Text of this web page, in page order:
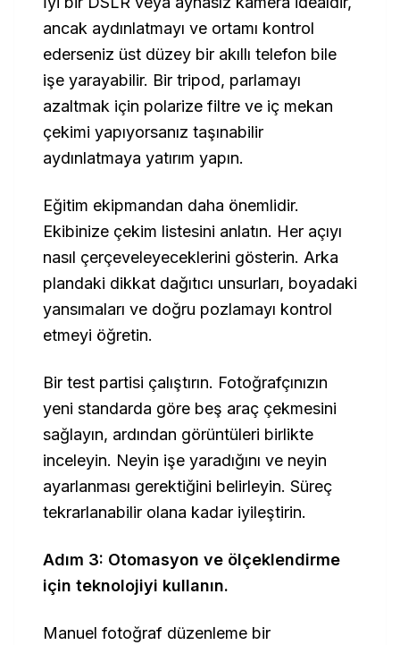
ancak aydınlatmayı ve ortamı kontrol
ederseniz üst düzey bir akıllı telefon bile
işe yarayabilir. Bir tripod, parlamayı
azaltmak için polarize filtre ve iç mekan
çekimi yapıyorsanız taşınabilir
aydınlatmaya yatırım yapın.
Eğitim ekipmandan daha önemlidir.
Ekibinize çekim listesini anlatın. Her açıyı
nasıl çerçeveleyeceklerini gösterin. Arka
plandaki dikkat dağıtıcı unsurları, boyadaki
yansımaları ve doğru pozlamayı kontrol
etmeyi öğretin.
Bir test partisi çalıştırın. Fotoğrafçınızın
yeni standarda göre beş araç çekmesini
sağlayın, ardından görüntüleri birlikte
inceleyin. Neyin işe yaradığını ve neyin
ayarlanması gerektiğini belirleyin. Süreç
tekrarlanabilir olana kadar iyileştirin.
Adım 3: Otomasyon ve ölçeklendirme
için teknolojiyi kullanın.
Manuel fotoğraf düzenleme bir